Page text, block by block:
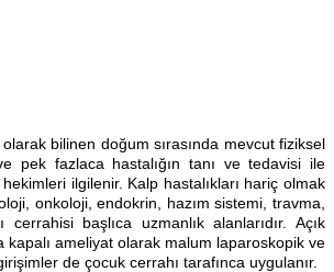
bilinen doğum sırasında mevcut fiziksel
pek fazlaca hastalığın tanı ve tedavisi ile
ilgilenir. Kalp hastalıkları hariç olmak
onkoloji, endokrin, hazım sistemi, travma,
cerrahisi başlıca uzmanlık alanlarıdır. Açık
kapalı ameliyat olarak malum laparoskopik ve
de çocuk cerrahı tarafınca uygulanır.